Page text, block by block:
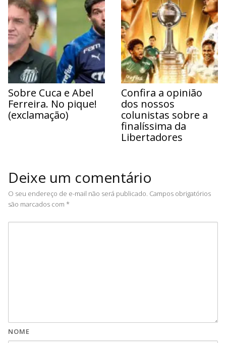
Sobre Cuca e Abel
Ferreira. No pique!
(exclamação)
Confira a opinião
dos nossos
colunistas sobre a
finalíssima da
Libertadores
Deixe um comentário
O seu endereço de e-mail não será publicado. Campos obrigatórios
são marcados com *
NOME